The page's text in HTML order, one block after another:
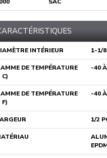
INTÉRIEUR 1-1/
DE TEMPÉRATURE
C)
-40
DE TEMPÉRATURE
F)
-40
1/2